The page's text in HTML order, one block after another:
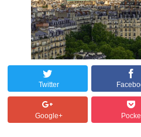
Twitter
Google+